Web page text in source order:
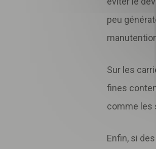
peu
Sur les
fines
comme les
Enfin, si